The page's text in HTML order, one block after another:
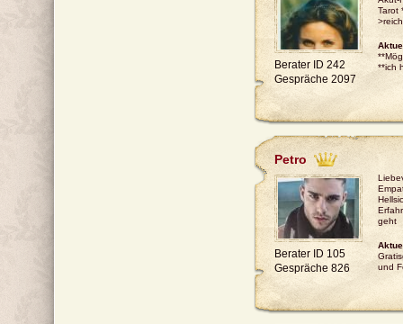
Tarot
Berater ID 242
Gespräche 2097
**ich
Petro
geht
Berater ID 105
Gespräche 826
und